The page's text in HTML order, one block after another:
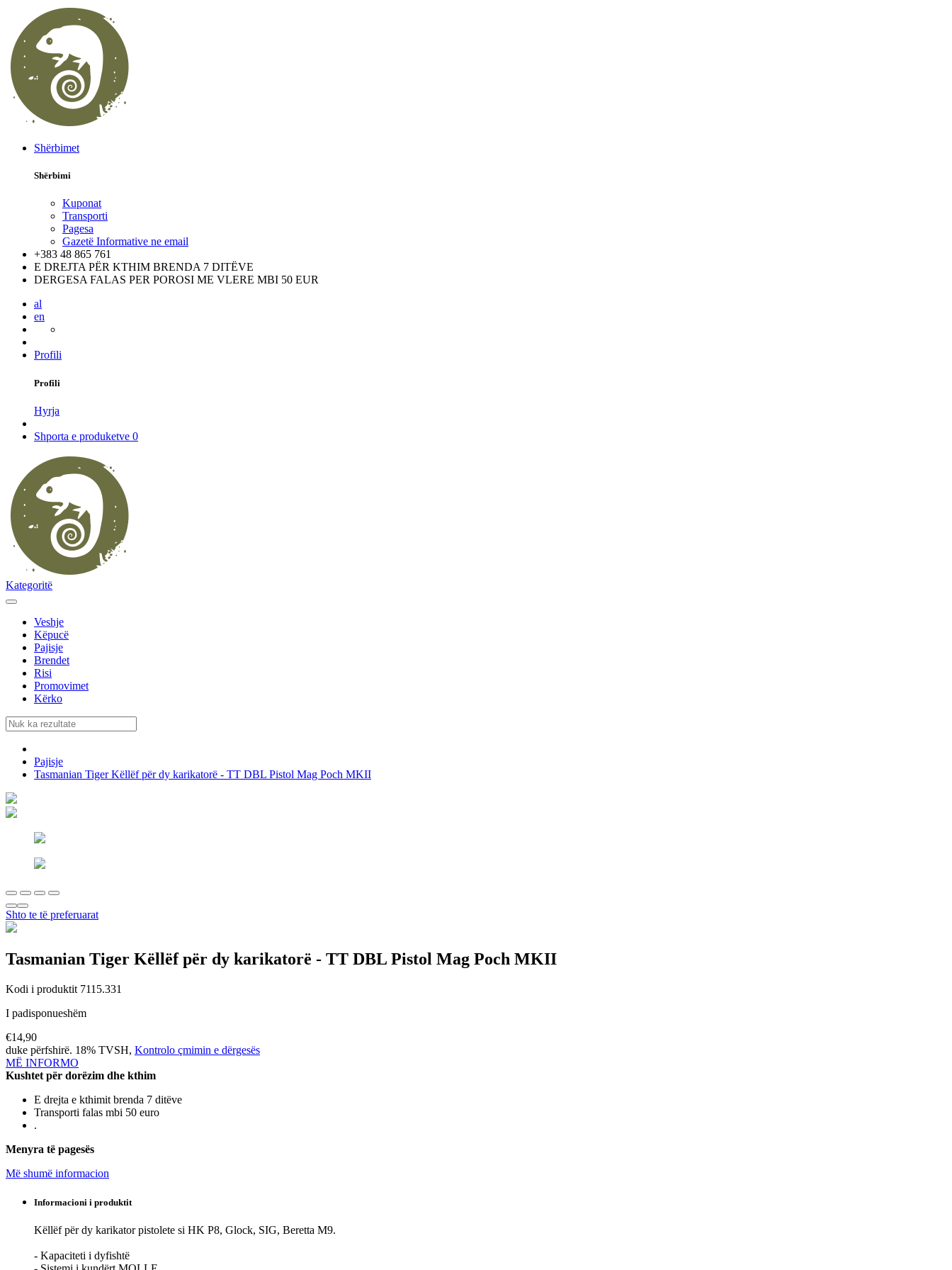
Shërbimet
Shërbimi
Kuponat
Transporti
Pagesa
Gazetë Informative ne email
+383 48 865 761
E DREJTA PËR KTHIM BRENDA 7 DITËVE
DERGESA FALAS PER POROSI ME VLERE MBI 50 EUR
al
en
Profili
Profili
Hyrja
Shporta e produketve 0
Kategoritë
Veshje
Këpucë
Pajisje
Brendet
Risi
Promovimet
Kërko
Pajisje
Tasmanian Tiger Këllëf për dy karikatorë - TT DBL Pistol Mag Poch MKII
Shto te të preferuarat
Tasmanian Tiger Këllëf për dy karikatorë - TT DBL Pistol Mag Poch MKII
Kodi i produktit 7115.331
I padisponueshëm
€14,90
duke përfshirë. 18% TVSH, Kontrolo çmimin e dërgesës
MË INFORMO
Kushtet për dorëzim dhe kthim
E drejta e kthimit brenda 7 ditëve
Transporti falas mbi 50 euro
.
Menyra të pagesës
Më shumë informacion
Informacioni i produktit
Këllëf për dy karikator pistolete si HK P8, Glock, SIG, Beretta M9.
- Kapaciteti i dyfishtë